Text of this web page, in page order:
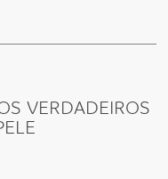
VERDADEIROS